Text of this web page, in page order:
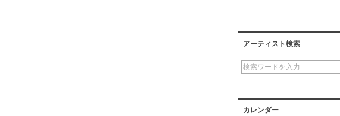
アーティスト検索
カレンダー